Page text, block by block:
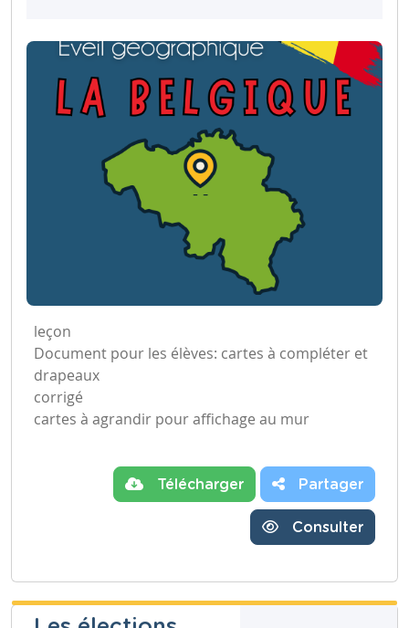
leçon
Document pour les élèves: cartes à compléter et
drapeaux
corrigé
cartes à agrandir pour affichage au mur
Télécharger Partager
Consulter